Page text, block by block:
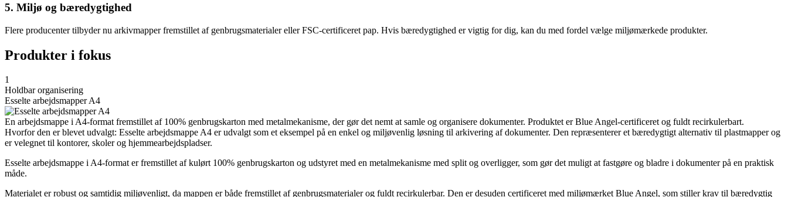
5. Miljø og bæredygtighed
Flere producenter tilbyder nu arkivmapper fremstillet af genbrugsmaterialer eller FSC-certificeret pap. Hvis bæredygtighed er vigtig for dig, kan du med fordel vælge miljømærkede produkter.
Produkter i fokus
1
Holdbar organisering
Esselte arbejdsmapper A4
En arbejdsmappe i A4-format fremstillet af 100% genbrugskarton med metalmekanisme, der gør det nemt at samle og organisere dokumenter. Produktet er Blue Angel-certificeret og fuldt recirkulerbart.
Hvorfor den er blevet udvalgt: Esselte arbejdsmappe A4 er udvalgt som et eksempel på en enkel og miljøvenlig løsning til arkivering af dokumenter. Den repræsenterer et bæredygtigt alternativ til plastmapper og
er velegnet til kontorer, skoler og hjemmearbejdspladser.
Esselte arbejdsmappe i A4-format er fremstillet af kulørt 100% genbrugskarton og udstyret med en metalmekanisme med split og overligger, som gør det muligt at fastgøre og bladre i dokumenter på en praktisk
måde.
Materialet er robust og samtidig miljøvenligt, da mappen er både fremstillet af genbrugsmaterialer og fuldt recirkulerbar. Den er desuden certificeret med miljømærket Blue Angel, som stiller krav til bæredygtig